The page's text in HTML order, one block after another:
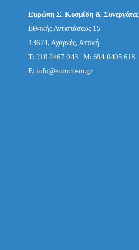
Ευρώπη Σ. Κοσμίδη & Συνεργάτες
Εθνικής Αντιστάσεως 15
13674, Αχαρνές, Αττική
Τ: 210 2467 043 | Μ: 694 0405 618
E: info@eurocosm.gr